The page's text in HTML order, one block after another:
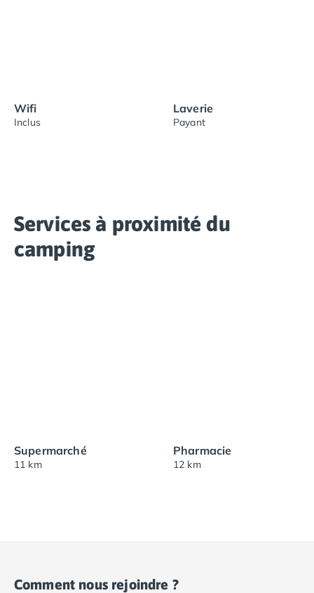
Wifi
Inclus
Laverie
Payant
Services à proximité du
camping
Supermarché
11 km
Pharmacie
12 km
Comment nous rejoindre ?